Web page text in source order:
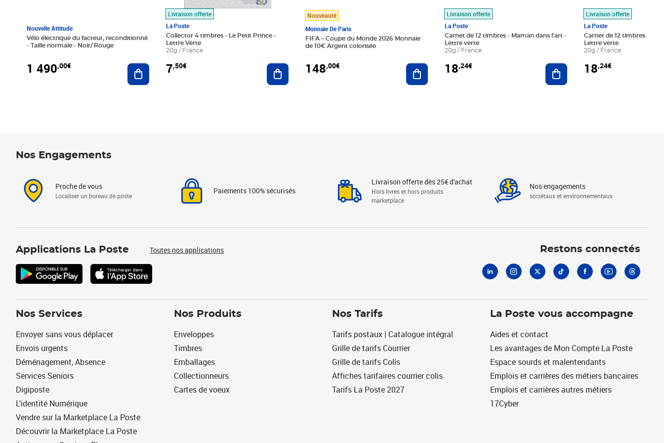
Nouvelle Attitude
Vélo électrique du facteur, reconditionné
- Taille normale - Noir/ Rouge
1 490,00€ Ajouter au panier
Livraison offerte
La Poste
Collector 4 timbres - Le Petit Prince -
Lettre Verte
20g / France
7,50€ Ajouter au panier
Nouveauté
Monnaie De Paris
FIFA – Coupe du Monde 2026 Monnaie
de 10€ Argent colorisée
148,00€ Ajouter au panier
Livraison offerte
La Poste
Carnet de 12 timbres - Maman dans l'art -
Lettre verte
20g / France
18,24€ Ajouter au panier
Livraison offerte
La Poste
Carnet de 12 timbres - Le
Lettre verte
20g / France
18,24€
Nos Engagements
Proche de vous
Localiser un bureau de poste
Paiements 100% sécurisés
Livraison offerte dès 25€ d'achat
Hors livres et hors produits
marketplace
Nos engagements
sociétaux et environnementaux
Applications La Poste Toutes nos applications Restons connectés
Nos Services
Envoyer sans vous déplacer
Envois urgents
Déménagement, Absence
Services Seniors
Digiposte
L'identité Numérique
Vendre sur la Marketplace La Poste
Découvrir la Marketplace La Poste
Nos Produits
Enveloppes
Timbres
Emballages
Collectionneurs
Cartes de voeux
Nos Tarifs
Tarifs postaux | Catalogue intégral
Grille de tarifs Courrier
Grille de tarifs Colis
Affiches tarifaires courrier colis
Tarifs La Poste 2027
La Poste vous accompagne
Aides et contact
Les avantages de Mon Compte La Poste
Espace sourds et malentendants
Emplois et carrières des métiers bancaires
Emplois et carrières autres métiers
17Cyber